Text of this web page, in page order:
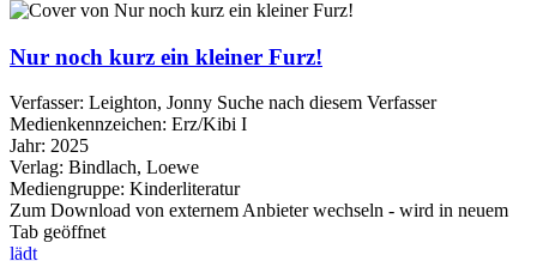
Nur noch kurz ein kleiner Furz!
Verfasser: Leighton, Jonny Suche nach diesem Verfasser
Medienkennzeichen: Erz/Kibi I
Jahr: 2025
Verlag: Bindlach, Loewe
Mediengruppe: Kinderliteratur
Zum Download von externem Anbieter wechseln - wird in neuem
Tab geöffnet
lädt